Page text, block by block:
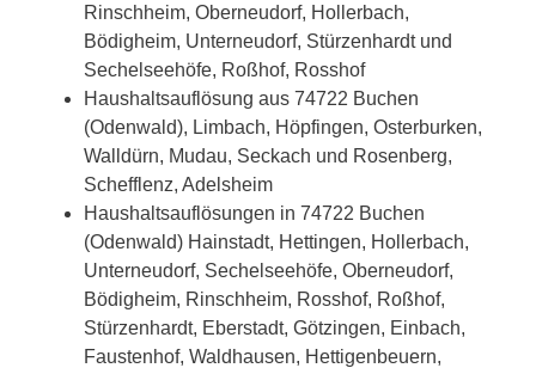
Rinschheim, Oberneudorf, Hollerbach,
Bödigheim, Unterneudorf, Stürzenhardt und
Sechelseehöfe, Roßhof, Rosshof
Haushaltsauflösung aus 74722 Buchen
(Odenwald), Limbach, Höpfingen, Osterburken,
Walldürn, Mudau, Seckach und Rosenberg,
Schefflenz, Adelsheim
Haushaltsauflösungen in 74722 Buchen
(Odenwald) Hainstadt, Hettingen, Hollerbach,
Unterneudorf, Sechelseehöfe, Oberneudorf,
Bödigheim, Rinschheim, Rosshof, Roßhof,
Stürzenhardt, Eberstadt, Götzingen, Einbach,
Faustenhof, Waldhausen, Hettigenbeuern,